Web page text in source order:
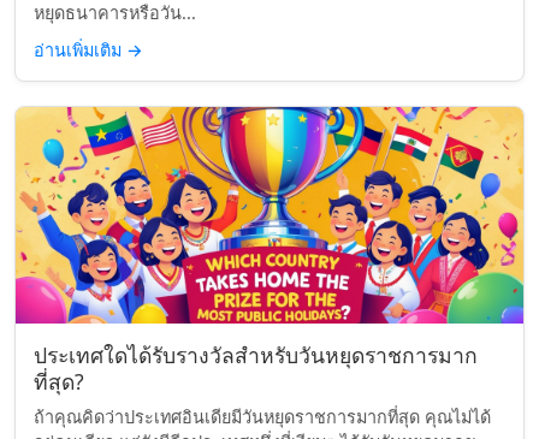
หยุดธนาคารหรือวัน...
อ่านเพิ่มเติม →
ประเทศใดได้รับรางวัลสำหรับวันหยุดราชการมาก
ที่สุด?
ถ้าคุณคิดว่าประเทศอินเดียมีวันหยุดราชการมากที่สุด คุณไม่ได้